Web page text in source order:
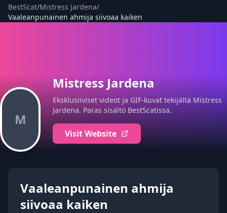
BestScat/Mistress Jardena/
Vaaleanpunainen ahmija siivoaa kaiken
M
Mistress Jardena
Eksklusiiviset videot ja GIF-kuvat tekijältä Mistress
Jardena. Paras sisältö BestScatissa.
Visit Website
Vaaleanpunainen ahmija
siivoaa kaiken